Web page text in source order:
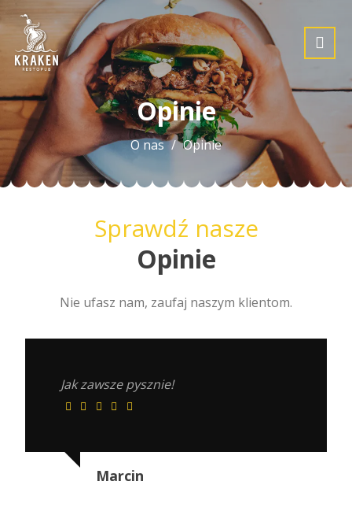
Opinie
O nas Opinie
Sprawdź nasze
Opinie
Nie ufasz nam, zaufaj naszym klientom.
Jak zawsze pysznie!
Marcin